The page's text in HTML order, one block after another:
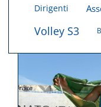
Dirigenti
Volley S3